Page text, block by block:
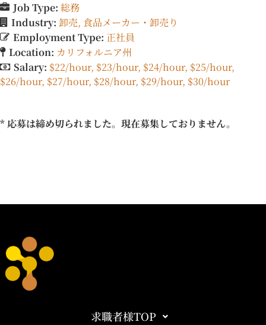
Job Type: 総務
Industry: 卸売 食品メーカー・卸売り
Employment Type: 正社員
Location: カリフォルニア州
Salary: $22/hour $23/hour $24/hour $25/hour
$26/hour $27/hour $28/hour $29/hour $30/hour
* 応募は締め切られました。現在募集しておりません。
求職者様TOP